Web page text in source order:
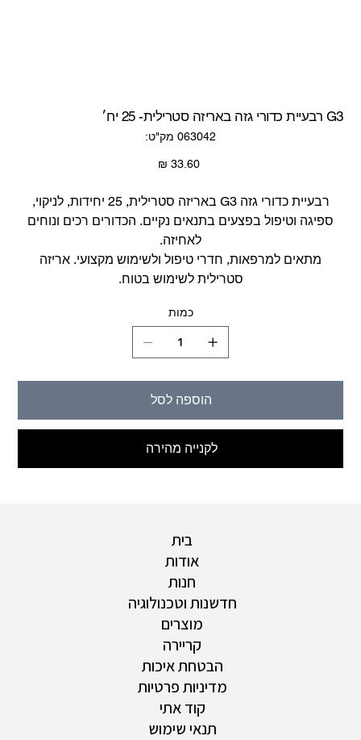
G3 רבעיית כדורי גזה באריזה סטרילית- 25 יח׳
מק"ט: מק"ט
063042
063042
מחיר
רבעיית כדורי גזה G3 באריזה סטרילית, 25 יחידות, לניקוי,
ספיגה וטיפול בפצעים בתנאים נקיים. הכדורים רכים ונוחים
לאחיזה.
מתאים למרפאות, חדרי טיפול ולשימוש מקצועי. אריזה
סטרילית לשימוש בטוח.
כמות
הוספה לסל
לקנייה מהירה
בית
אודות
חנות
חדשנות וטכנולוגיה
מוצרים
קריירה
הבטחת איכות
מדיניות פרטיות
קוד אתי
תנאי שימוש